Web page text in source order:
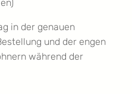
in der genauen
und der engen
während der